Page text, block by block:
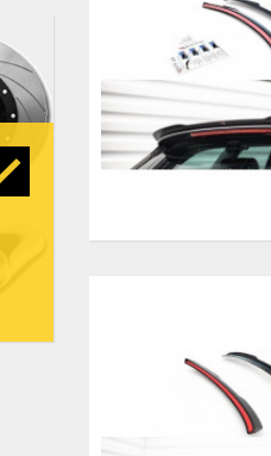
RENAULT
ΑΝΤΛΊΑ ΒΕΝΖΊΝΗΣ
ΛΕΊΠΤΗΣ ΥΠΟΠΊΕΣΗΣ
(TURBO)
ΑΝΤΛΊΑ ΝΕΡΟΎ